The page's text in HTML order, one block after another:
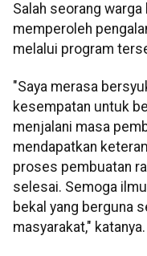
Salah seorang
memperoleh
melalui program
"Saya merasa
kesempatan untuk
menjalani masa
mendapatkan
proses pembuatan
selesai. Semoga
bekal yang berguna
masyarakat," katanya.